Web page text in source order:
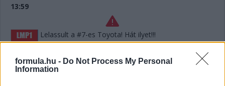
formula.hu - Do Not Process My Personal
Information
13:59
Lelassult a #7-es Toyota! Hát ilyet!!!
13:56